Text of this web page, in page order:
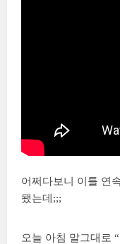
어쩌다보니 이틀 연
됐는데;;;
오늘 아침 말그대로